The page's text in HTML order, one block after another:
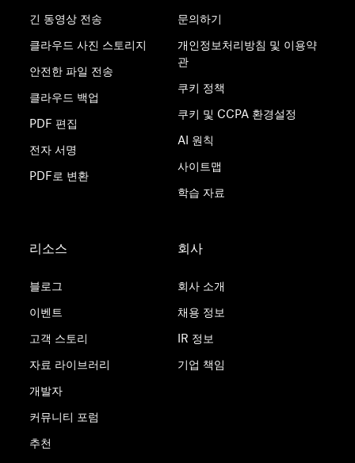
긴 동영상 전송
클라우드 사진 스토리지
안전한 파일 전송
클라우드 백업
PDF 편집
전자 서명
PDF로 변환
문의하기
개인정보처리방침 및 이용약
관
쿠키 정책
쿠키 및 CCPA 환경설정
AI 원칙
사이트맵
학습 자료
리소스
블로그
이벤트
고객 스토리
자료 라이브러리
개발자
커뮤니티 포럼
추천
회사
회사 소개
채용 정보
IR 정보
기업 책임